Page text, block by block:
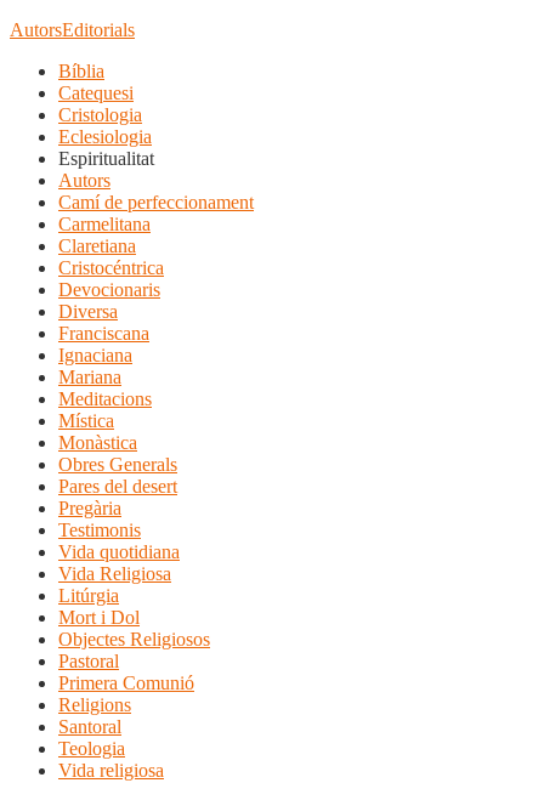
AutorsEditorials
Bíblia
Catequesi
Cristologia
Eclesiologia
Espiritualitat
Autors
Camí de perfeccionament
Carmelitana
Claretiana
Cristocéntrica
Devocionaris
Diversa
Franciscana
Ignaciana
Mariana
Meditacions
Mística
Monàstica
Obres Generals
Pares del desert
Pregària
Testimonis
Vida quotidiana
Vida Religiosa
Litúrgia
Mort i Dol
Objectes Religiosos
Pastoral
Primera Comunió
Religions
Santoral
Teologia
Vida religiosa